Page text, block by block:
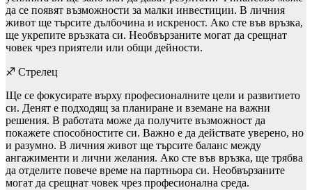
да се появят възможности за малки инвестиции. В личния
живот ще търсите дълбочина и искреност. Ако сте във връзка,
ще укрепите връзката си. Необвързаните могат да срещнат
човек чрез приятели или общи дейности.
♐ Стрелец
Ще се фокусирате върху професионалните цели и развитието
си. Денят е подходящ за планиране и вземане на важни
решения. В работата може да получите възможност да
покажете способностите си. Важно е да действате уверено, но
и разумно. В личния живот ще търсите баланс между
ангажименти и лични желания. Ако сте във връзка, ще трябва
да отделите повече време на партньора си. Необвързаните
могат да срещнат човек чрез професионална среда.